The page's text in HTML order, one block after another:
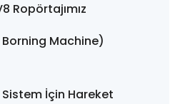
Ropörtajımız
Borning Machine)
Sistem İçin Hareket